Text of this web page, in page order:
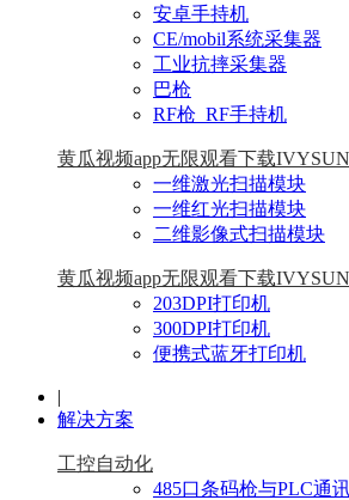
安卓手持机
CE/mobil系统采集器
工业抗摔采集器
巴枪
RF枪_RF手持机
黄瓜视频app无限观看下载
一维激光扫描模块
一维红光扫描模块
二维影像式扫描模块
黄瓜视频app无限观看下载
203DPI打印机
300DPI打印机
便携式蓝牙打印机
|
解决方案
工控自动化
485口条码枪与PLC通